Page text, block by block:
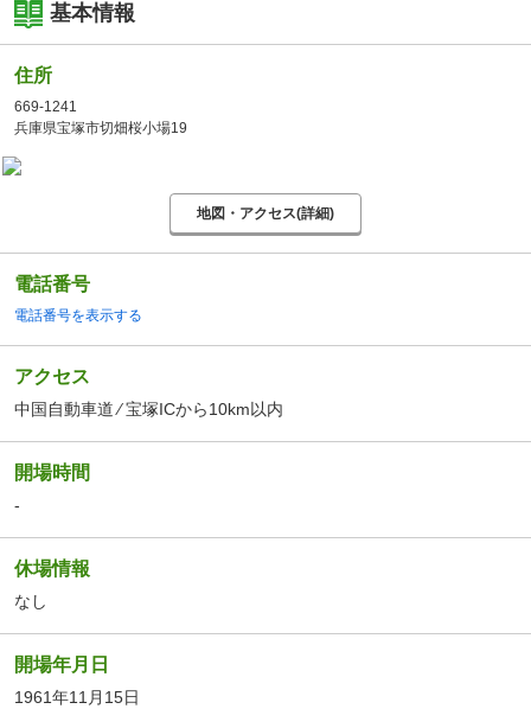
基本情報
住所
669-1241
兵庫県宝塚市切畑桜小場19
地図・アクセス(詳細)
電話番号
電話番号を表示する
アクセス
中国自動車道 ⁄ 宝塚ICから10km以内
開場時間
-
休場情報
なし
開場年月日
1961年11月15日